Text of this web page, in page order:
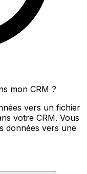
mon CRM ?
vers un fichier
votre CRM. Vous
données vers une